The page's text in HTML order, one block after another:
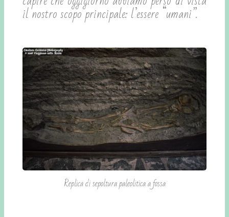
il nostro scopo principale: l’essere “umani”.
Replica di sepoltura paleolitica a fossa